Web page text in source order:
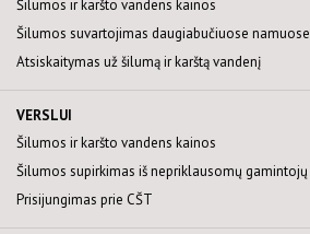
Šilumos ir karšto vandens kainos
Šilumos suvartojimas daugiabučiuose namuose
Atsiskaitymas už šilumą ir karštą vandenį
VERSLUI
Šilumos ir karšto vandens kainos
Šilumos supirkimas iš nepriklausomų gamintojų
Prisijungimas prie CŠT